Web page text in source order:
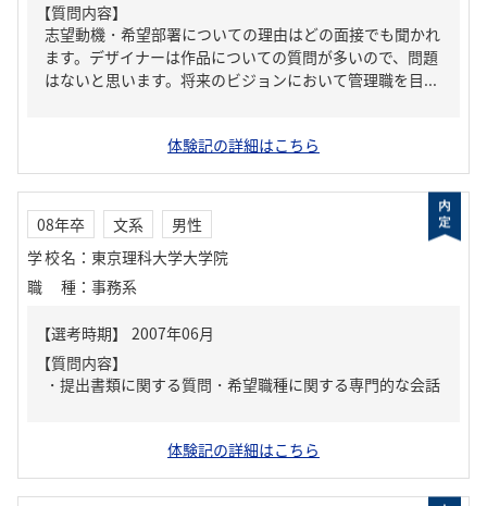
【質問内容】
志望動機・希望部署についての理由はどの面接でも聞かれ
ます。デザイナーは作品についての質問が多いので、問題
はないと思います。将来のビジョンにおいて管理職を目...
体験記の詳細はこちら
08年卒 文系
男性
学校名 ： 東京理科大学大学院
職種 ： 事務系
【質問内容】
・提出書類に関する質問・希望職種に関する専門的な会話
体験記の詳細はこちら